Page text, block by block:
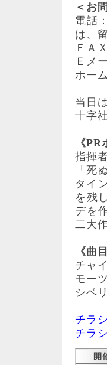
＜お
電話
は、
ＦＡ
Ｅメ
ホー
当日
十字
《PR
指揮
「死
タイ
を残
デを
二大
《曲
チャ
モー
シベ
チラ
チラ
開